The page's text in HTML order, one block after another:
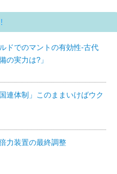
ドでのマントの有効性-古代
の実力は?」
連体制」このままいけばウク
力装置の最終調整